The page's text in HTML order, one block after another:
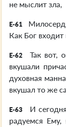
не мыслит зла,
E-61
Как Бог
E-62
Так вот,
вкушали
духовная
вкушал то же
E-63
И
радуемся